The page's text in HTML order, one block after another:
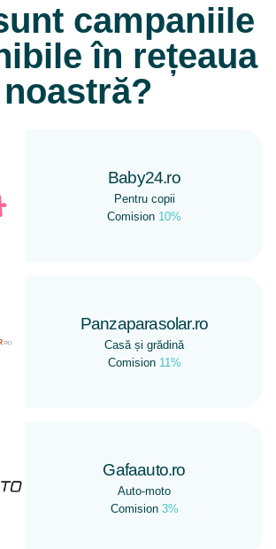
campaniile
în rețeaua
noastră?
Baby24.ro
Pentru copii
Comision 10%
Panzaparasolar.ro
Casă și grădină
Comision 11%
Gafaauto.ro
Auto-moto
Comision 3%